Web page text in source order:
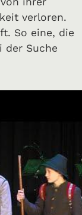
verloren.
So eine, die
der Suche